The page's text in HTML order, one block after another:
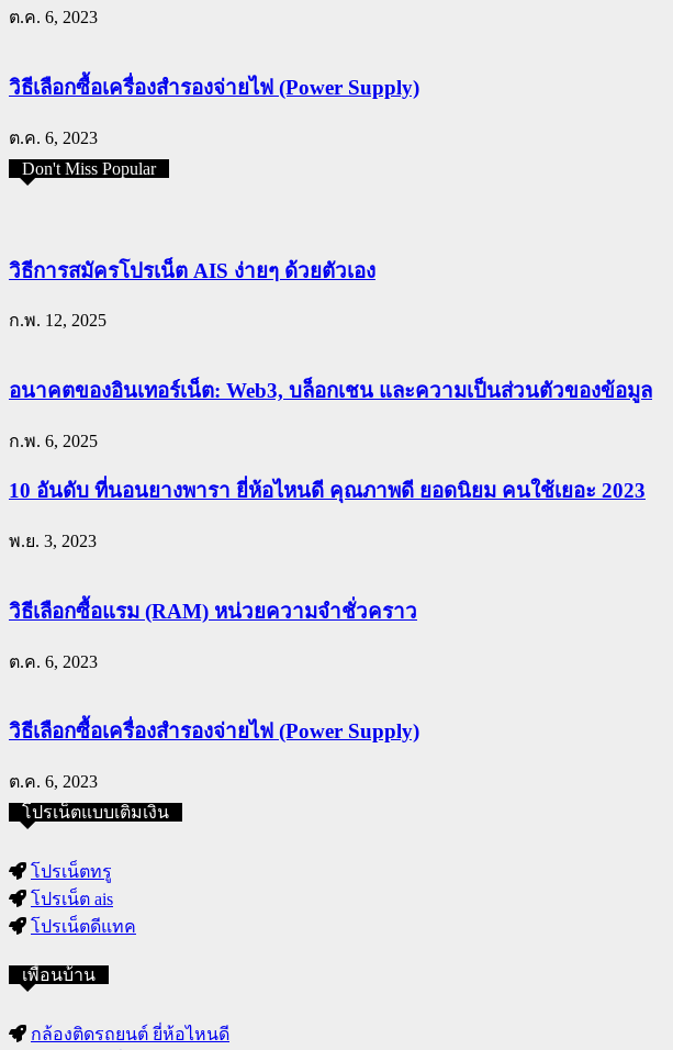
ต.ค. 6, 2023
วิธีเลือกซื้อเครื่องสำรองจ่ายไฟ (Power Supply)
ต.ค. 6, 2023
Don't Miss Popular
วิธีการสมัครโปรเน็ต AIS ง่ายๆ ด้วยตัวเอง
ก.พ. 12, 2025
อนาคตของอินเทอร์เน็ต: Web3, บล็อกเชน และความเป็นส่วนตัวของข้อมูล
ก.พ. 6, 2025
10 อันดับ ที่นอนยางพารา ยี่ห้อไหนดี คุณภาพดี ยอดนิยม คนใช้เยอะ 2023
พ.ย. 3, 2023
วิธีเลือกซื้อแรม (RAM) หน่วยความจำชั่วคราว
ต.ค. 6, 2023
วิธีเลือกซื้อเครื่องสำรองจ่ายไฟ (Power Supply)
ต.ค. 6, 2023
โปรเน็ตแบบเติมเงิน
โปรเน็ตทรู
โปรเน็ต ais
โปรเน็ตดีแทค
เพื่อนบ้าน
กล้องติดรถยนต์ ยี่ห้อไหนดี